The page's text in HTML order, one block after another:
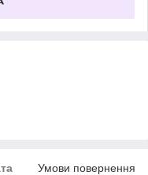
Умови повернення